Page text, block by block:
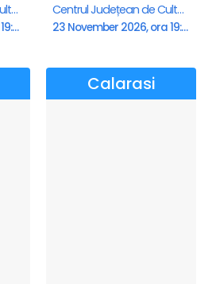
Centrul Județean de Cultură și Creație Călărași - Sala , Calarasi
19 November 2026, ora 19:00
Centrul Județean de Cultură și Creație Călărași - Sala , Calarasi
23 November 2026, ora 19:00
Calarasi